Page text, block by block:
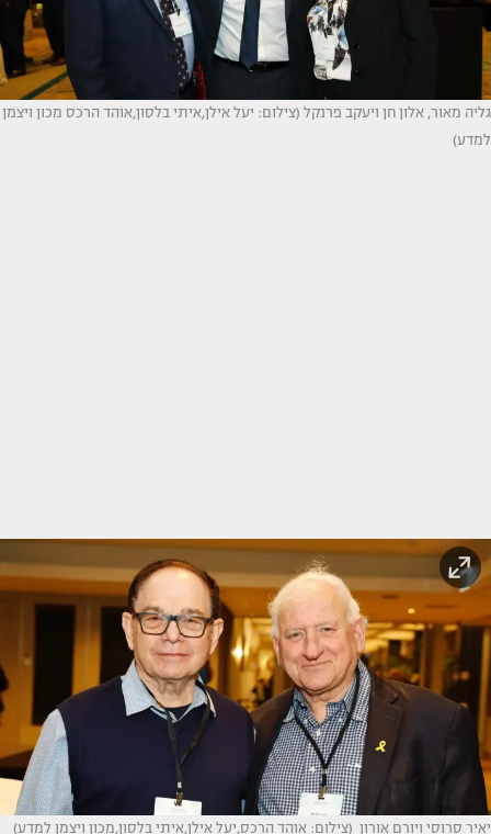
גליה מאור, אלון חן ויעקב פרנקל (צילום: יעל אילן,איתי בלסון,אוהד הרכס מכון ויצמן
למדע)
יאיר סרוסי ויורם אורון (צילום: אוהד הרכס,יעל אילן,איתי בלסון,מכון ויצמן למדע)